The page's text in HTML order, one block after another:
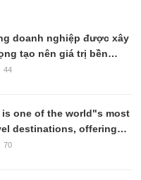
doanh nghiệp được xây
tạo nên giá trị bền
44
is one of the world"s most
destinations, offering
rich cultural
70